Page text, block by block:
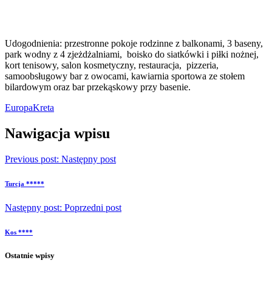
Udogodnienia: przestronne pokoje rodzinne z balkonami, 3 baseny,
park wodny z 4 zjeżdżalniami, boisko do siatkówki i piłki nożnej,
kort tenisowy, salon kosmetyczny, restauracja, pizzeria,
samoobsługowy bar z owocami, kawiarnia sportowa ze stołem
bilardowym oraz bar przekąskowy przy basenie.
EuropaKreta
Nawigacja wpisu
Previous post: Następny post
Turcja *****
Następny post: Poprzedni post
Kos ****
Ostatnie wpisy